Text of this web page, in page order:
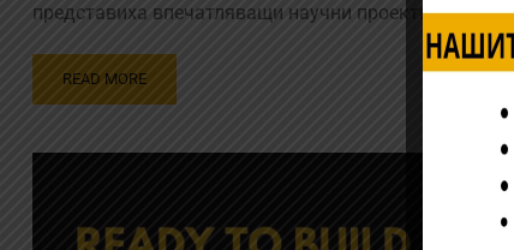
представиха впечатляващи научни проекти и
READ MORE